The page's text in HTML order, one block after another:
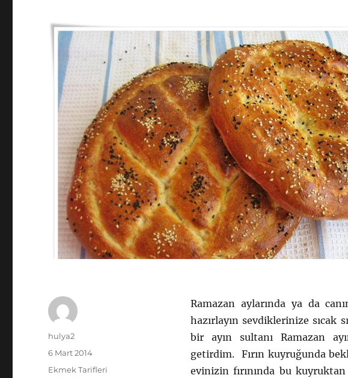
Ramazan aylarında ya da
hazırlayın sevdiklerinize sıcak
bir ayın sultanı Ramazan
getirdim. Fırın kuyruğunda
evinizin fırınında bu
Yazar
hulya2
Yayın
tarihi
6 Mart 2014
Kategoriler
Ekmek Tarifleri